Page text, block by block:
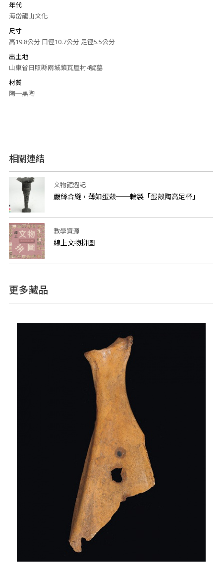
年代
海岱龍山文化
尺寸
高19.8公分 口徑10.7公分 足徑5.5公分
出土地
山東省日照縣兩城鎮瓦屋村4號墓
材質
陶─黑陶
相關連結
文物館週記
嚴絲合縫，薄如蛋殼──輪製「蛋殼陶高足杯」
教學資源
線上文物拼圖
更多藏品